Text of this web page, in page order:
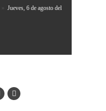
» Jueves, 6 de agosto del